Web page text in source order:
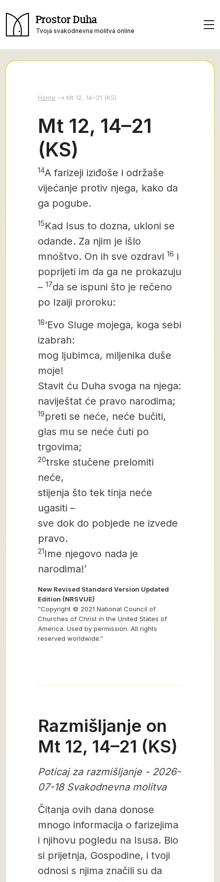
Prostor Duha
Tvoja svakodnevna molitva online
Home Mt 12, 14–21 (KS)
Mt 12, 14–21
(KS)
14A farizeji iziđoše i održaše
vijećanje protiv njega, kako da
ga pogube.
15Kad Isus to dozna, ukloni se
odande. Za njim je išlo
mnoštvo. On ih sve ozdravi 16 i
poprijeti im da ga ne prokazuju
– 17da se ispuni što je rečeno
po Izaiji proroku:
18‘Evo Sluge mojega, koga sebi
izabrah:
mog ljubimca, miljenika duše
moje!
Stavit ću Duha svoga na njega:
naviještat će pravo narodima;
19preti se neće, neće bučiti,
glas mu se neće čuti po
trgovima;
20trske stučene prelomiti
neće,
stijenja što tek tinja neće
ugasiti –
sve dok do pobjede ne izvede
pravo.
21Ime njegovo nada je
narodima!’
New Revised Standard Version Updated
Edition (NRSVUE)
“Copyright © 2021 National Council of
Churches of Christ in the United States of
America. Used by permission. All rights
reserved worldwide.”
Razmišljanje on
Mt 12, 14–21 (KS)
Poticaj za razmišljanje - 2026-
07-18 Svakodnevna molitva
Čitanja ovih dana donose
mnogo informacija o farizejima
i njihovu pogledu na Isusa. Bio
si prijetnja, Gospodine, i tvoji
odnosi s njima značili su da